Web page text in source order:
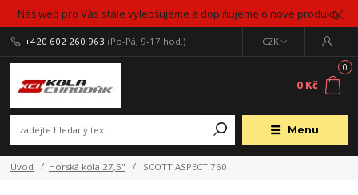
Náš web pro Vás stále vylepšujeme a doplňujeme o nové produkty
Menu
CZK
+420 602 260 963 (Po-Pá, 9-17 hod.)
0
0 Kč
Úvod Horská kola 27,5" SCOTT ASPECT 760